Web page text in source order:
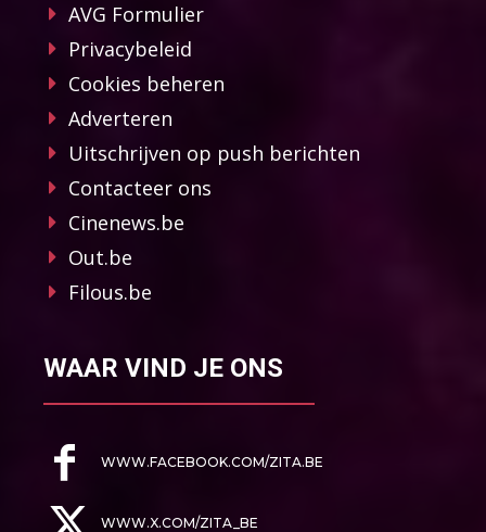
AVG Formulier
Privacybeleid
Cookies beheren
Adverteren
Uitschrijven op push berichten
Contacteer ons
Cinenews.be
Out.be
Filous.be
WAAR VIND JE ONS
WWW.FACEBOOK.COM/ZITA.BE
WWW.X.COM/ZITA_BE